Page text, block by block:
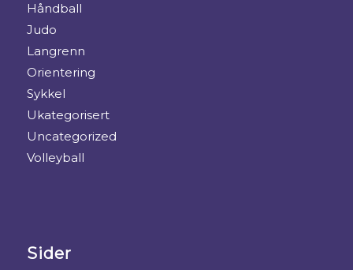
Håndball
Judo
Langrenn
Orientering
Sykkel
Ukategorisert
Uncategorized
Volleyball
Sider